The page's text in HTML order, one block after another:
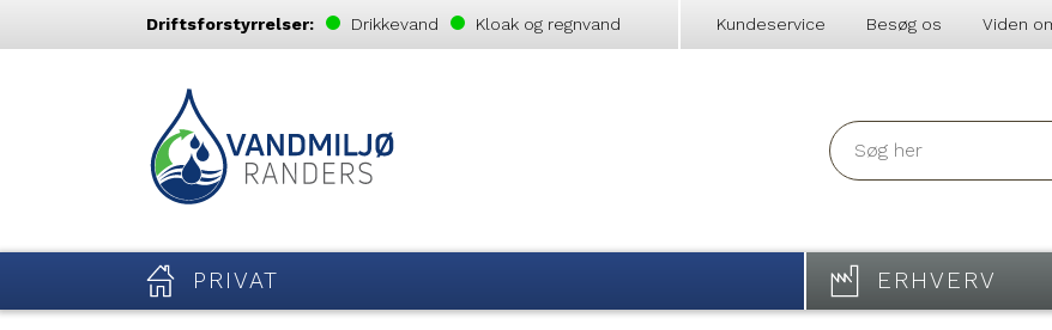
Driftsforstyrrelser: Drikkevand Kloak og regnvand Kundeservice Besøg os Viden
PRIVAT ERHVERV